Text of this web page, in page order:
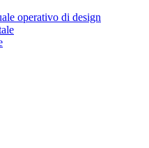
operativo di design